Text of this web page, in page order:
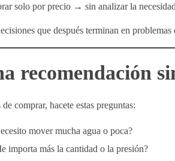
solo por precio → sin analizar la
que después terminan en
recomendación
de comprar, hacete estas preguntas:
mover mucha agua o poca?
importa más la cantidad o la presión?